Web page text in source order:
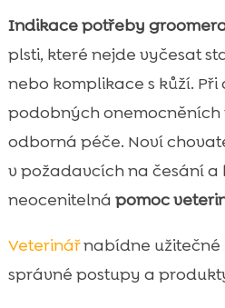
Indikace potřeby
plsti, které nejde vyčesat
nebo komplikace s kůží.
podobných
odborná péče. Noví
v požadavcích na česání a
neocenitelná pomoc
Veterinářnabídne užitečné
správné postupy a